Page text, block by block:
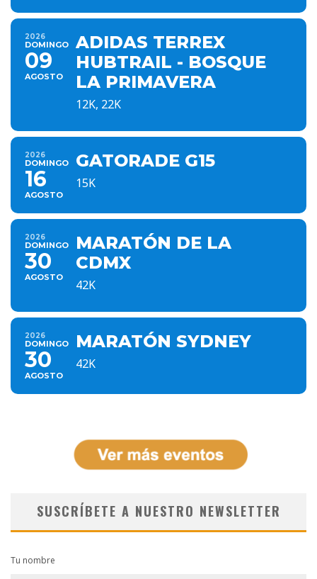
2026
DOMINGO
09
AGOSTO
ADIDAS TERREX
HUBTRAIL - BOSQUE
LA PRIMAVERA
12K, 22K
2026
DOMINGO
16
AGOSTO
GATORADE G15
15K
2026
DOMINGO
30
AGOSTO
MARATÓN DE LA
CDMX
42K
2026
DOMINGO
30
AGOSTO
MARATÓN SYDNEY
42K
SUSCRÍBETE A NUESTRO NEWSLETTER
Tu nombre